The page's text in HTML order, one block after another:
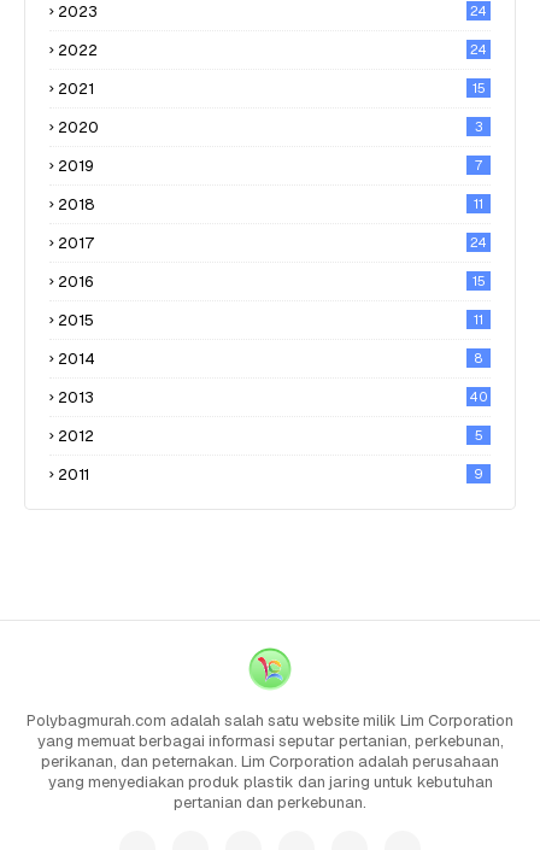
2023 24
2022 24
2021 15
2020 3
2019 7
2018 11
2017 24
2016 15
2015 11
2014 8
2013 40
2012 5
2011 9
Polybagmurah.com adalah salah satu website milik Lim Corporation
yang memuat berbagai informasi seputar pertanian, perkebunan,
perikanan, dan peternakan. Lim Corporation adalah perusahaan
yang menyediakan produk plastik dan jaring untuk kebutuhan
pertanian dan perkebunan.